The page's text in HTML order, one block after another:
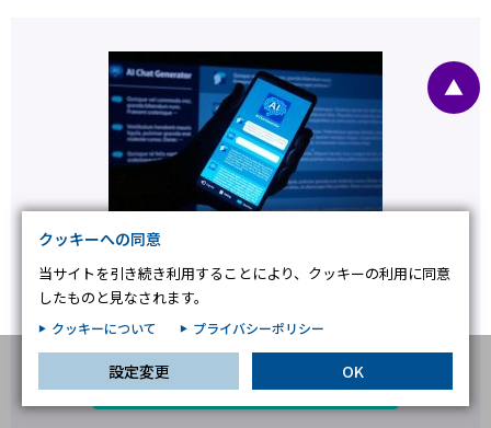
公開 ：2024.05.22更新 ： 2024.06.12
物流ITコンサルティング 物流業務コンサルティング
第14回 EC物流における課題を救うAIの活用
▲
クッキーへの同意
当サイトを引き続き利用することにより、クッキーの利用に同意
したものと見なされます。
クッキーについて プライバシーポリシー
設定変更 OK
による設定、デバイス情報などです。これらの情報はサイトを正常に機能さ
せる目的を中心に使われます。個人を直接特定できる情報が保存されること
は通常ありませんが、Web サイトのパーソナライズに使われることはあり
ます。鈴与シンワートではプライバシーの権利を尊重しており、一部の
Cookie については有効化を拒否できるよう配慮しています。各カテゴリを
クリックすることで、それらの Cookie に関する詳細を確認し、当サイトに
おけるデフォルト設定を変更できます。ただし、一部の Cookie を無効化し
た場合、サイトの利用やサービスの利用に影響が出る可能性があります。詳
不可欠な Cookie
この設定で保存する